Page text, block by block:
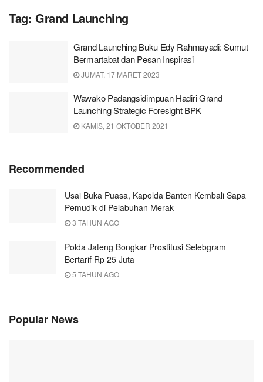
Tag: Grand Launching
Grand Launching Buku Edy Rahmayadi: Sumut
Bermartabat dan Pesan Inspirasi
JUMAT, 17 MARET 2023
Wawako Padangsidimpuan Hadiri Grand
Launching Strategic Foresight BPK
KAMIS, 21 OKTOBER 2021
Recommended
Usai Buka Puasa, Kapolda Banten Kembali Sapa
Pemudik di Pelabuhan Merak
3 TAHUN AGO
Polda Jateng Bongkar Prostitusi Selebgram
Bertarif Rp 25 Juta
5 TAHUN AGO
Popular News